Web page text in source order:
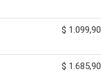
$ 1.099,90
$ 1.685,90